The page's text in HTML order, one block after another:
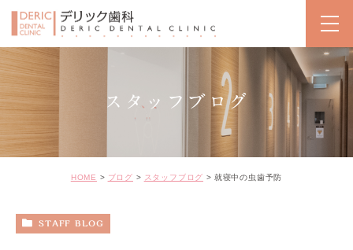
スタッフブログ
HOME ブログ スタッフブログ 就寝中の虫歯予防
STAFF BLOG